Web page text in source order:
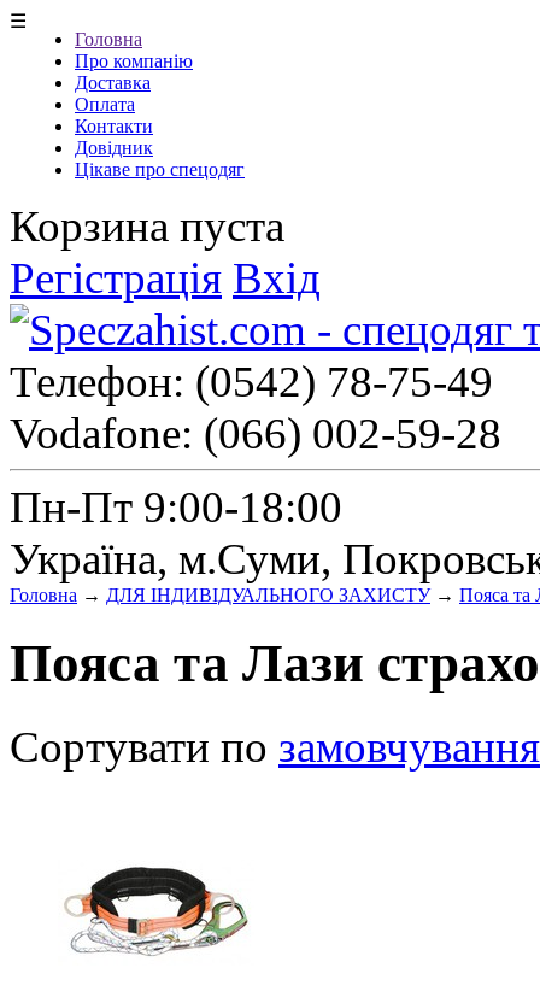
☰
Головна
Про компанію
Доставка
Оплата
Контакти
Довідник
Цікаве про спецодяг
Корзина пуста
Регістрація Вхід
Телефон: (0542) 78-75-49
Vodafone: (066) 002-59-28
Пн-Пт 9:00-18:00
Україна, м.Суми,
Головна → ДЛЯ ІНДИВІДУАЛЬНОГО ЗАХИСТУ→ Пояса та
Пояса та Лази
Сортувати по замовчування